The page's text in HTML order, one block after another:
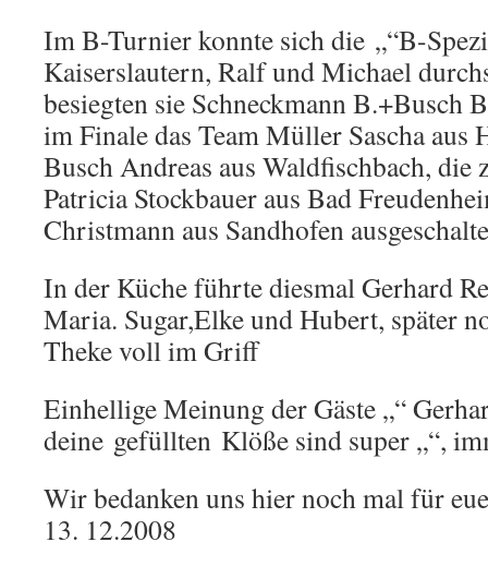
Im B-Turnier konnte sich die „“B-
Kaiserslautern, Ralf und Michael
besiegten sie Schneckmann B.+Busch
im Finale das Team Müller Sascha aus
Busch Andreas aus Waldfischbach,
Patricia Stockbauer aus Bad
Christmann aus Sandhofen
In der Küche führte diesmal Gerhard
Maria. Sugar,Elke und Hubert, später
Theke voll im Griff
Einhellige Meinung der Gäste „“
deine gefüllten Klöße sind super „“,
Wir bedanken uns hier noch mal für
13. 12.2008